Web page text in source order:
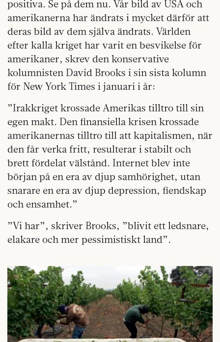
positiva. Se på dem nu. Vår bild av USA och
amerikanerna har ändrats i mycket därför att
deras bild av dem själva ändrats. Världen
efter kalla kriget har varit en besvikelse för
amerikaner, skrev den konservative
kolumnisten David Brooks i sin sista kolumn
för New York Times i januari i år:
”Irakkriget krossade Amerikas tilltro till sin
egen makt. Den finansiella krisen krossade
amerikanernas tilltro till att kapitalismen, när
den får verka fritt, resulterar i stabilt och
brett fördelat välstånd. Internet blev inte
början på en era av djup samhörighet, utan
snarare en era av djup depression, fiendskap
och ensamhet.”
”Vi har”, skriver Brooks, ”blivit ett ledsnare,
elakare och mer pessimistiskt land”.